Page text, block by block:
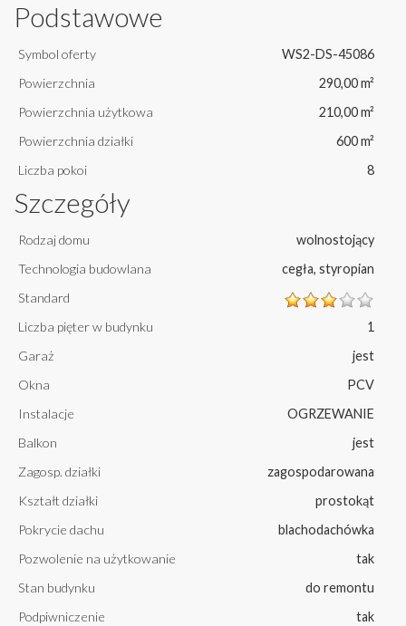
Podstawowe
Symbol oferty
WS2-DS-45086
Powierzchnia
290,00 m²
Powierzchnia użytkowa
210,00 m²
Powierzchnia działki
600 m²
Liczba pokoi
8
Szczegóły
Rodzaj domu
wolnostojący
Technologia budowlana
cegła, styropian
Standard
Liczba pięter w budynku
1
Garaż
jest
Okna
PCV
Instalacje
OGRZEWANIE
Balkon
jest
Zagosp. działki
zagospodarowana
Kształt działki
prostokąt
Pokrycie dachu
blachodachówka
Pozwolenie na użytkowanie
tak
Stan budynku
do remontu
Podpiwniczenie
tak